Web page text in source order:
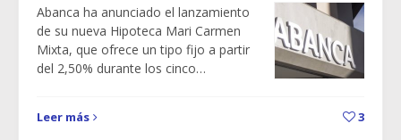
Abanca ha anunciado el lanzamiento
de su nueva Hipoteca Mari Carmen
Mixta, que ofrece un tipo fijo a partir
del 2,50% durante los cinco…
Leer más 3